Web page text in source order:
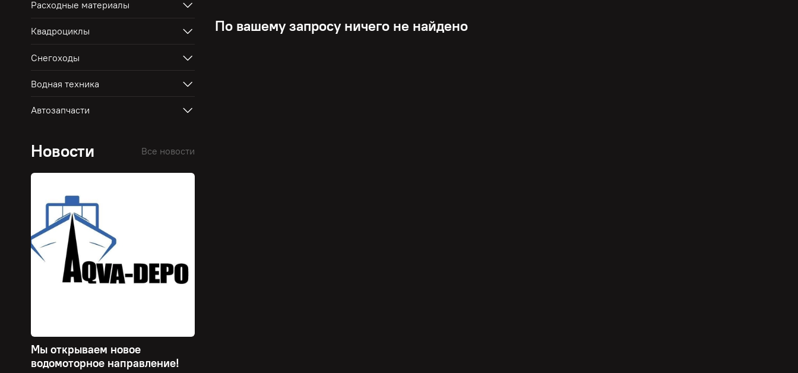
По вашему запросу ничего не найдено
Расходные материалы
Квадроциклы
Снегоходы
Водная техника
Автозапчасти
Новости Все новости
Мы открываем новое
водомоторное направление!